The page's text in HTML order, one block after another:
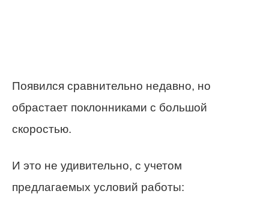
Появился сравнительно недавно, но
обрастает поклонниками с большой
скоростью.
И это не удивительно, с учетом
предлагаемых условий работы: